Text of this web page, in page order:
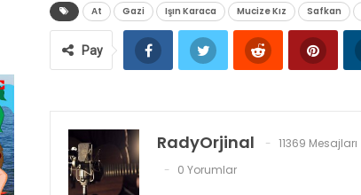
At Gazi Işın Karaca Mucize Kız Safkan
Pay
RadyOrjinal
11369 Mesajları
0 Yorumlar